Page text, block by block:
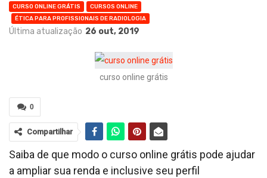
CURSO ONLINE GRÁTIS
CURSOS ONLINE
ÉTICA PARA PROFISSIONAIS DE RADIOLOGIA
Última atualização 26 out, 2019
curso online grátis
0
Compartilhar
Saiba de que modo o curso online grátis pode ajudar
a ampliar sua renda e inclusive seu perfil